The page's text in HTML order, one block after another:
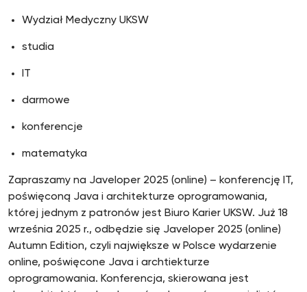
Wydział Medyczny UKSW
studia
IT
darmowe
konferencje
matematyka
Zapraszamy na Javeloper 2025 (online) – konferencję IT,
poświęconą Java i architekturze oprogramowania,
której jednym z patronów jest Biuro Karier UKSW. Już 18
września 2025 r., odbędzie się Javeloper 2025 (online)
Autumn Edition, czyli największe w Polsce wydarzenie
online, poświęcone Java i archtiekturze
oprogramowania. Konferencja, skierowana jest